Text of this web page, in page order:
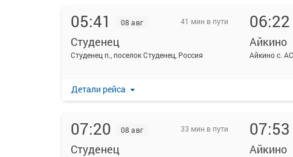
05:41 08 авг 41 мин в пути
Студенец
Студенец п., поселок Студенец, Россия
06:22
Айкино
Детали рейса
07:20 08 авг 33 мин в пути
Студенец
07:53
Айкино